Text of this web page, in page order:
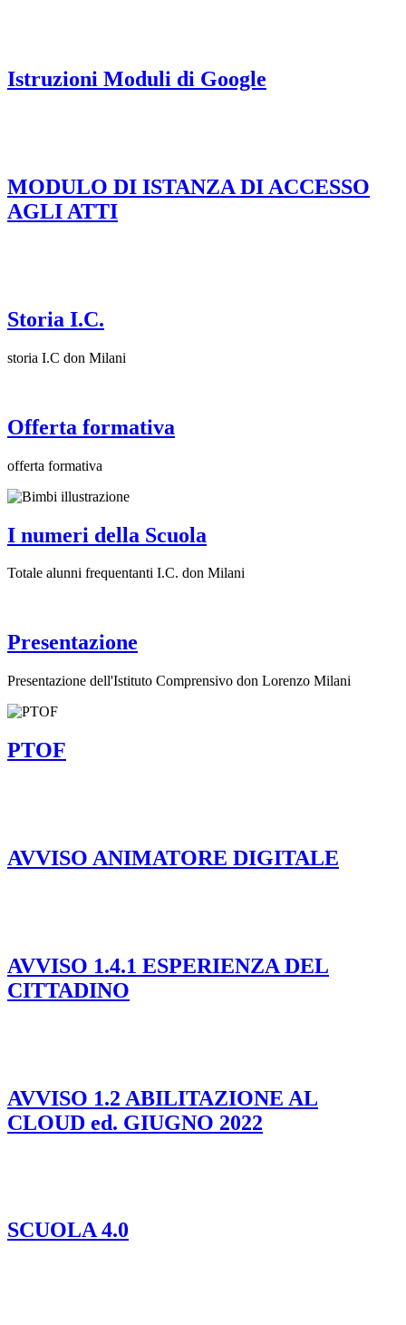
Istruzioni Moduli di Google
MODULO DI ISTANZA DI ACCESSO
AGLI ATTI
Storia I.C.
storia I.C don Milani
Offerta formativa
offerta formativa
I numeri della Scuola
Totale alunni frequentanti I.C. don Milani
Presentazione
Presentazione dell'Istituto Comprensivo don Lorenzo Milani
PTOF
AVVISO ANIMATORE DIGITALE
AVVISO 1.4.1 ESPERIENZA DEL
CITTADINO
AVVISO 1.2 ABILITAZIONE AL
CLOUD ed. GIUGNO 2022
SCUOLA 4.0